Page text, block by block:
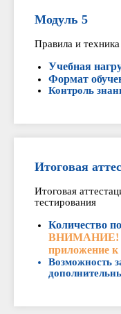
Модуль 5
Правила и
Учебная
Формат
Контроль
Итоговая
Итоговая
тестирования
Количество
ВНИМАНИЕ!
приложение
Возможность